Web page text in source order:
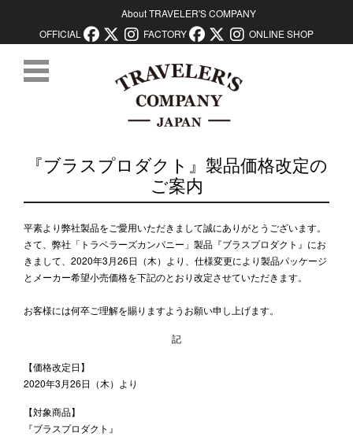
About TRAVELER'S COMPANY
OFFICIAL
FACTORY ONLINE SHOP
『ブラスプロダクト』製品価格改定の
ご案内
平素より弊社製品をご愛用いただきまして誠にありがとうございます。
さて、弊社「トラベラーズカンパニー」製品『ブラスプロダクト』にお
きまして、2020年3月26日（木）より、仕様変更により製品パッケージ
とメーカー希望小売価格を下記のとおり改定させていただきます。
お客様には何卒ご理解を賜りますようお願い申し上げます。
記
【価格改定日】
2020年3月26日（木）より
【対象商品】
『ブラスプロダクト』